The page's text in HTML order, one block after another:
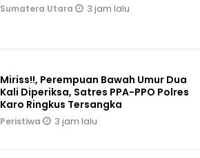
Sumatera Utara 3 jam lalu
Miriss!!, Perempuan Bawah Umur Dua
Kali Diperiksa, Satres PPA-PPO Polres
Karo Ringkus Tersangka
Peristiwa 3 jam lalu